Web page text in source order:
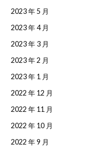
2023 年 5 月
2023 年 4 月
2023 年 3 月
2023 年 2 月
2023 年 1 月
2022 年 12 月
2022 年 11 月
2022 年 10 月
2022 年 9 月